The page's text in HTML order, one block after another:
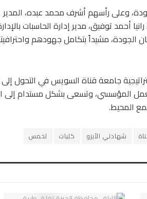
وعلى رأسهم أشرف محمد عبده، المدير
أحمد توفيق، مدير إدارة الحاسبات
الجودة، مشيداً بتكامل جهودهم
جامعة قناة السويس في التحول
المؤسسي، وتسعى بشكل مستدام إلى
المحيط.
شهادتي الأيزو كليات لخمس